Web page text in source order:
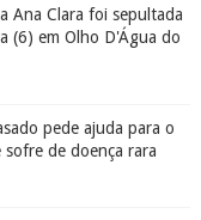
Ana Clara foi sepultada
(6) em Olho D'Água do
pede ajuda para o
de doença rara